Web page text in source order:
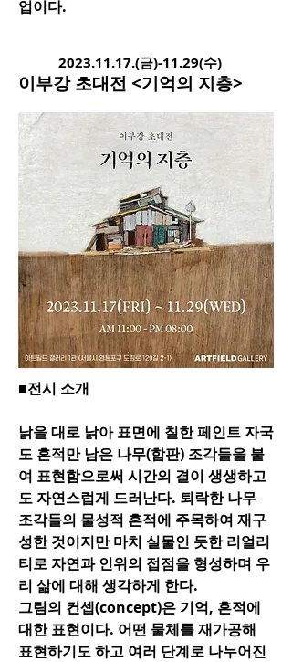
업이다.
2023.11.17.(금)-11.29(수)
이부강 초대전 <기억의 지층>
■전시 소개
낡을 대로 낡아 표면에 칠한 페인트 자국
도 흔적만 남은 나무(합판) 조각들을 붙
여 표현함으로써 시간의 결이 생생하고
도 자연스럽게 드러난다. 퇴락한 나무
조각들의 물성적 흔적에 주목하여 재구
성한 것이지만 마치 실물인 듯한 리얼리
티로 자연과 인위의 접점을 형성하며 우
리 삶에 대해 생각하게 한다.
그림의 컨셉(concept)은 기억, 흔적에
대한 표현이다. 어떤 물체를 재가공해
표현하기도 하고 여러 단계로 나누어진